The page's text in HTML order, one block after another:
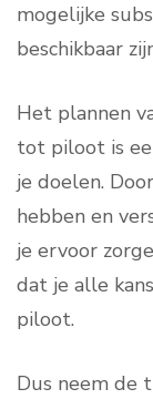
mogelijke
beschikbaar
Het plannen
tot piloot is
je doelen.
hebben en
je ervoor
dat je alle
piloot.
Dus neem de